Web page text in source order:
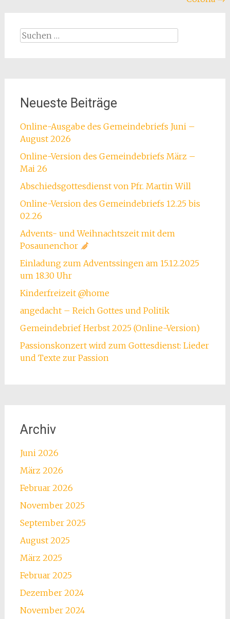
Suchen
nach:
Neueste Beiträge
Online-Ausgabe des Gemeindebriefs Juni –
August 2026
Online-Version des Gemeindebriefs März –
Mai 26
Abschiedsgottesdienst von Pfr. Martin Will
Online-Version des Gemeindebriefs 12.25 bis
02.26
Advents- und Weihnachtszeit mit dem
Posaunenchor
Einladung zum Adventssingen am 15.12.2025
um 18.30 Uhr
Kinderfreizeit @home
angedacht – Reich Gottes und Politik
Gemeindebrief Herbst 2025 (Online-Version)
Passionskonzert wird zum Gottesdienst: Lieder
und Texte zur Passion
Archiv
Juni 2026
März 2026
Februar 2026
November 2025
September 2025
August 2025
März 2025
Februar 2025
Dezember 2024
November 2024